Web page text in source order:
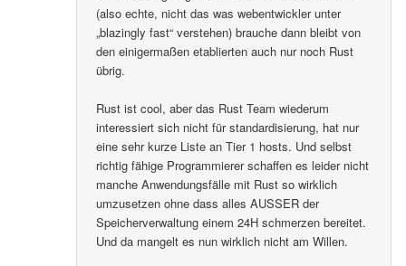
(also echte, nicht das was webentwickler unter
„blazingly fast“ verstehen) brauche dann bleibt von
den einigermaßen etablierten auch nur noch Rust
übrig.
Rust ist cool, aber das Rust Team wiederum
interessiert sich nicht für standardisierung, hat nur
eine sehr kurze Liste an Tier 1 hosts. Und selbst
richtig fähige Programmierer schaffen es leider nicht
manche Anwendungsfälle mit Rust so wirklich
umzusetzen ohne dass alles AUSSER der
Speicherverwaltung einem 24H schmerzen bereitet.
Und da mangelt es nun wirklich nicht am Willen.